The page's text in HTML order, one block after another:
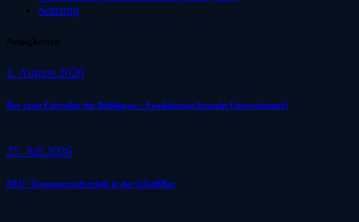
Satzung
Neuigkeiten
1. August 2026
Der erste Fairteiler für Böblingen – Foodsharing braucht Unterstützung!
25. Juli 2026
NEU: Transportradverleih in der SchaffBar